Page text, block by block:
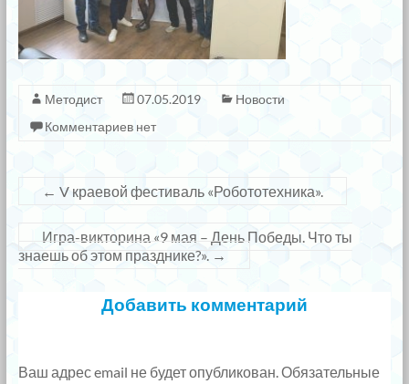
Методист 07.05.2019
Новости
Комментариев нет
← V краевой фестиваль «Робототехника».
Игра-викторина «9 мая – День Победы. Что ты
знаешь об этом празднике?». →
Добавить комментарий
Ваш адрес email не будет опубликован.Обязательные